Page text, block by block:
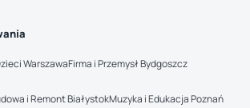
WarszawaFirma i Przemysł Bydgoszcz
i Remont BiałystokMuzyka i Edukacja Poznań